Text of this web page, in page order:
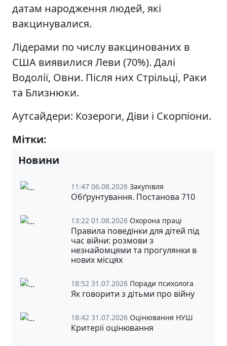
датам народження людей, які
вакцинувалися.
Лідерами по числу вакцинованих в
США виявилися Леви (70%). Далі
Водолії, Овни. Після них Стрільці, Раки
та Близнюки.
Аутсайдери: Козероги, Діви і Скорпіони.
Мітки:
Новини
11:47 06.08.2026 Закупівля
Обґрунтування. Постанова 710
13:22 01.08.2026 Охорона праці
Правила поведінки для дітей під
час війни: розмови з
незнайомцями та прогулянки в
нових місцях
18:52 31.07.2026 Поради психолога
Як говорити з дітьми про війну
18:42 31.07.2026 Оцінювання НУШ
Критерії оцінювання